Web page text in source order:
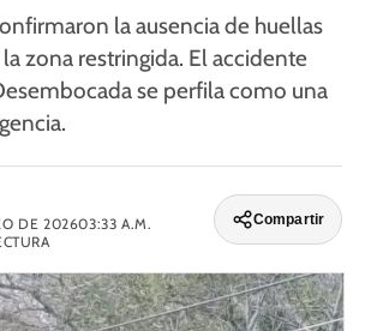
la ausencia de huellas
zona restringida. El accidente
se perfila como una
DE 202603:33 A.M.
Compartir